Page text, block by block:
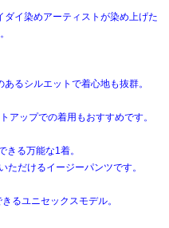
ダイ染めアーティストが染め上げた
るシルエットで着心地も抜群。
アップでの着用もおすすめです。
きる万能な1着。
ただけるイージーパンツです。
るユニセックスモデル。